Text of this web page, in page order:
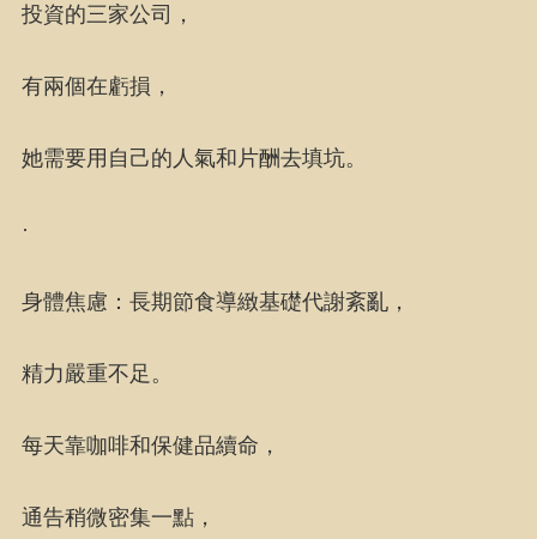
投資的三家公司，
有兩個在虧損，
她需要用自己的人氣和片酬去填坑。
·
身體焦慮：長期節食導緻基礎代謝紊亂，
精力嚴重不足。
每天靠咖啡和保健品續命，
通告稍微密集一點，